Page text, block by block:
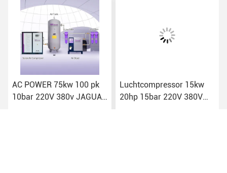
AC POWER 75kw 100 pk
10bar 220V 380v JAGUAR
Luchtcompressor 15kw
20hp 15bar 220V 380V